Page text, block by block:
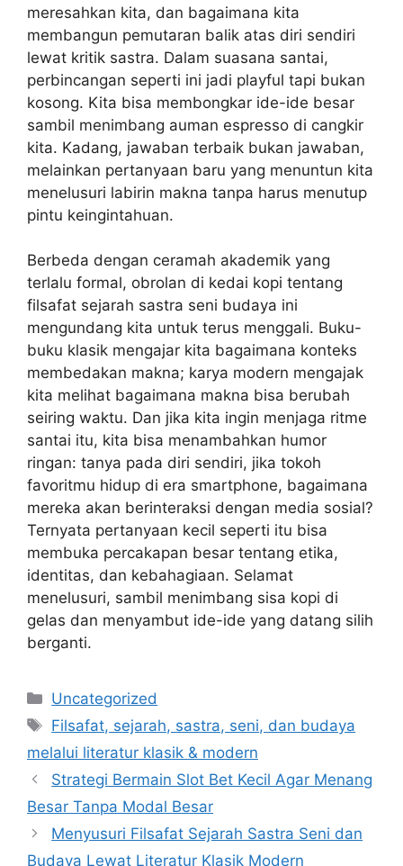
meresahkan kita, dan bagaimana kita
membangun pemutaran balik atas diri sendiri
lewat kritik sastra. Dalam suasana santai,
perbincangan seperti ini jadi playful tapi bukan
kosong. Kita bisa membongkar ide-ide besar
sambil menimbang auman espresso di cangkir
kita. Kadang, jawaban terbaik bukan jawaban,
melainkan pertanyaan baru yang menuntun kita
menelusuri labirin makna tanpa harus menutup
pintu keingintahuan.
Berbeda dengan ceramah akademik yang
terlalu formal, obrolan di kedai kopi tentang
filsafat sejarah sastra seni budaya ini
mengundang kita untuk terus menggali. Buku-
buku klasik mengajar kita bagaimana konteks
membedakan makna; karya modern mengajak
kita melihat bagaimana makna bisa berubah
seiring waktu. Dan jika kita ingin menjaga ritme
santai itu, kita bisa menambahkan humor
ringan: tanya pada diri sendiri, jika tokoh
favoritmu hidup di era smartphone, bagaimana
mereka akan berinteraksi dengan media sosial?
Ternyata pertanyaan kecil seperti itu bisa
membuka percakapan besar tentang etika,
identitas, dan kebahagiaan. Selamat
menelusuri, sambil menimbang sisa kopi di
gelas dan menyambut ide-ide yang datang silih
berganti.
Categories
Uncategorized
Tags
Filsafat, sejarah, sastra, seni, dan budaya
melalui literatur klasik & modern
Strategi Bermain Slot Bet Kecil Agar Menang
Besar Tanpa Modal Besar
Menyusuri Filsafat Sejarah Sastra Seni dan
Budaya Lewat Literatur Klasik Modern